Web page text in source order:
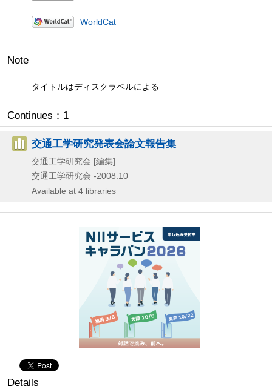
WorldCat
Note
タイトルはディスクラベルによる
Continues：1
交通工学研究発表会論文報告集
交通工学研究会 [編集]
交通工学研究会 -2008.10
Available at 4 libraries
Details